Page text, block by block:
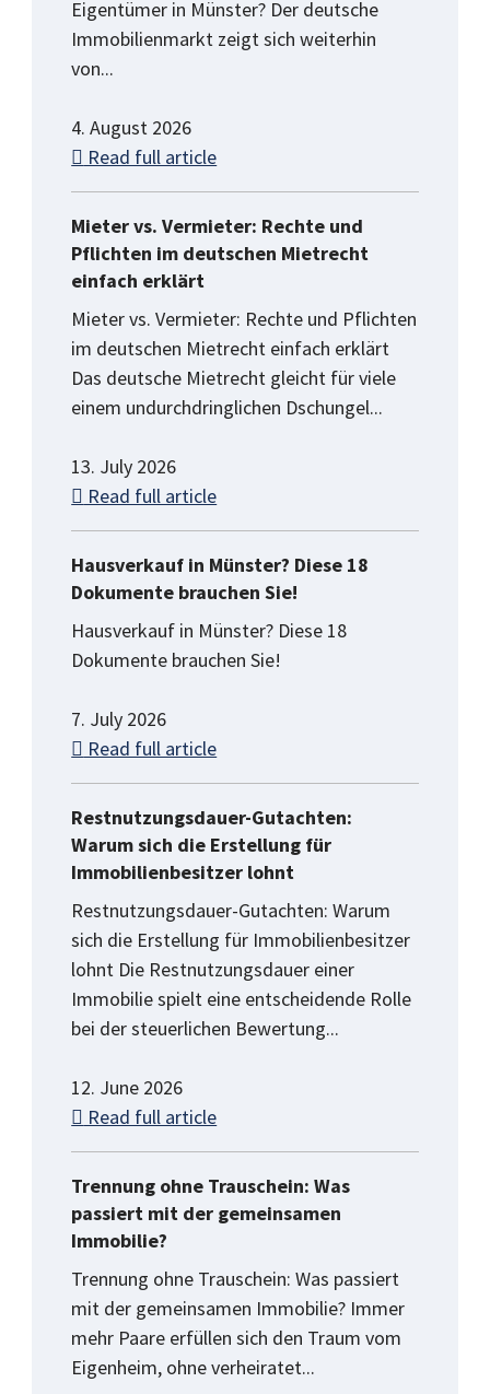
Eigentümer in Münster? Der deutsche
Immobilienmarkt zeigt sich weiterhin
von...
4. August 2026
Read full article
Mieter vs. Vermieter: Rechte und
Pflichten im deutschen Mietrecht
einfach erklärt
Mieter vs. Vermieter: Rechte und Pflichten
im deutschen Mietrecht einfach erklärt
Das deutsche Mietrecht gleicht für viele
einem undurchdringlichen Dschungel...
13. July 2026
Read full article
Hausverkauf in Münster? Diese 18
Dokumente brauchen Sie!
Hausverkauf in Münster? Diese 18
Dokumente brauchen Sie!
7. July 2026
Read full article
Restnutzungsdauer-Gutachten:
Warum sich die Erstellung für
Immobilienbesitzer lohnt
Restnutzungsdauer-Gutachten: Warum
sich die Erstellung für Immobilienbesitzer
lohnt Die Restnutzungsdauer einer
Immobilie spielt eine entscheidende Rolle
bei der steuerlichen Bewertung...
12. June 2026
Read full article
Trennung ohne Trauschein: Was
passiert mit der gemeinsamen
Immobilie?
Trennung ohne Trauschein: Was passiert
mit der gemeinsamen Immobilie? Immer
mehr Paare erfüllen sich den Traum vom
Eigenheim, ohne verheiratet...